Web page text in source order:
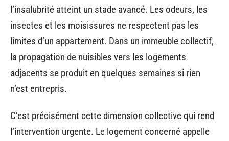
l’insalubrité atteint un stade avancé. Les odeurs, les
insectes et les moisissures ne respectent pas les
limites d’un appartement. Dans un immeuble collectif,
la propagation de nuisibles vers les logements
adjacents se produit en quelques semaines si rien
n’est entrepris.
C’est précisément cette dimension collective qui rend
l’intervention urgente. Le logement concerné appelle